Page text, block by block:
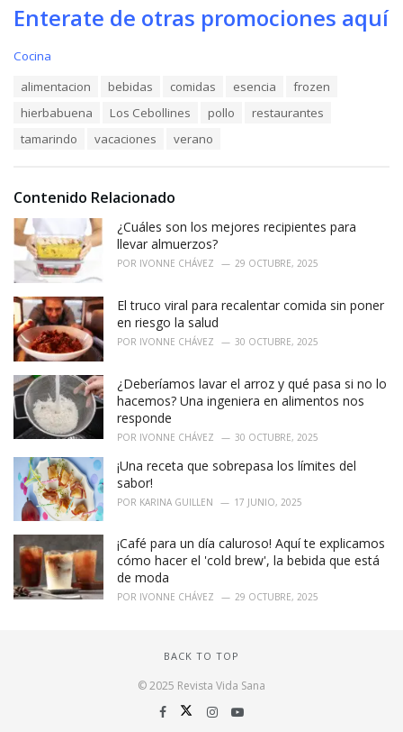
Enterate de otras promociones aquí
C
s
:
Cocina
alimentacion bebidas comidas esencia
frozen
hierbabuena
Los Cebollines pollo
restaurantes
tamarindo
vacaciones verano
Contenido Relacionado
¿Cuáles son los mejores recipientes para
llevar almuerzos?
POR IVONNE CHÁVEZ 29 OCTUBRE, 2025
El truco viral para recalentar comida sin poner
en riesgo la salud
POR IVONNE CHÁVEZ 30 OCTUBRE, 2025
¿Deberíamos lavar el arroz y qué pasa si no lo
hacemos? Una ingeniera en alimentos nos
responde
POR IVONNE CHÁVEZ 30 OCTUBRE, 2025
¡Una receta que sobrepasa los límites del
sabor!
POR KARINA GUILLEN 17 JUNIO, 2025
¡Café para un día caluroso! Aquí te explicamos
cómo hacer el 'cold brew', la bebida que está
de moda
POR IVONNE CHÁVEZ 29 OCTUBRE, 2025
BACK TO TOP
© 2025 Revista Vida Sana